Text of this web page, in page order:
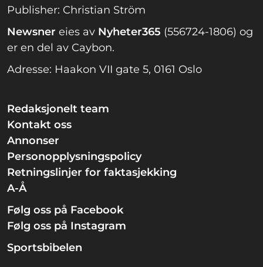
Publisher: Christian Ström
Newsner eies av Nyheter365 (556724-1806) og
er en del av Caybon.
Adresse: Haakon VII gate 5, 0161 Oslo
Redaksjonelt team
Kontakt oss
Annonser
Personopplysningspolicy
Retningslinjer for faktasjekking
A-Å
Følg oss på Facebook
Følg oss på Instagram
Sportsbibelen